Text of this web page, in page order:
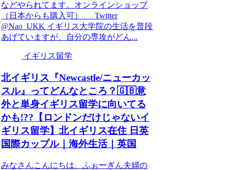
などやられてます。オンラインショップ
（日本からも購入可） Twitter
@Nao_UKK イギリス大学院の生活を普段
あげていますが、自分の専攻がどん...
イギリス留学
北イギリス『Newcastle/ニューカッ
スル』ってどんなところ？🇬🇧意
外と単身イギリス留学に向いてる
かも!??【ロンドンだけじゃないイ
ギリス留学】北イギリス在住 日英
国際カップル｜海外生活｜英国
みなさんこんにちは、ふぉーぎん夫婦の